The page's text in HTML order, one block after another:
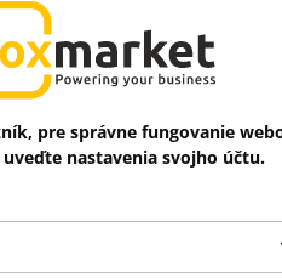
C13
Biela kuriérska
od
pre správne fungovanie
nastavenia svojho účtu.